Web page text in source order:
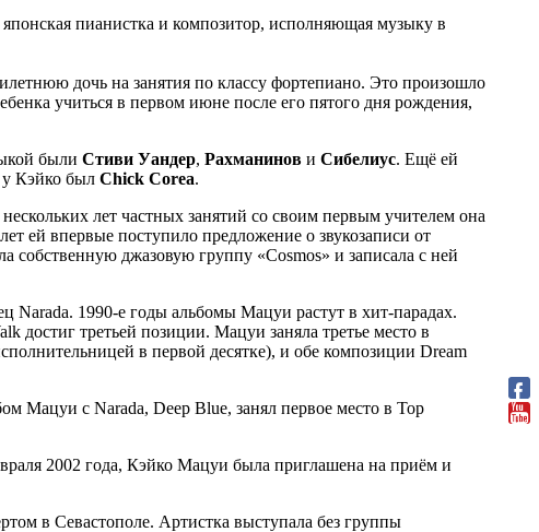
пианистка и композитор, исполняющая музыку в
дочь на занятия по классу фортепиано. Это произошло
учиться в первом июне после его пятого дня рождения,
были Стиви Уандер, Рахманинов и Сибелиус. Ещё ей
Кэйко был Chick Corea.
лет частных занятий со своим первым учителем она
ей впервые поступило предложение о звукозаписи от
джазовую группу «Cosmos» и записала с ней
1990-е годы альбомы Мацуи растут в хит-парадах.
достиг третьей позиции. Мацуи заняла третье место в
в первой десятке), и обе композиции Dream
Мацуи с Narada, Deep Blue, занял первое место в Top
2002 года, Кэйко Мацуи была приглашена на приём и
в Севастополе. Артистка выступала без группы